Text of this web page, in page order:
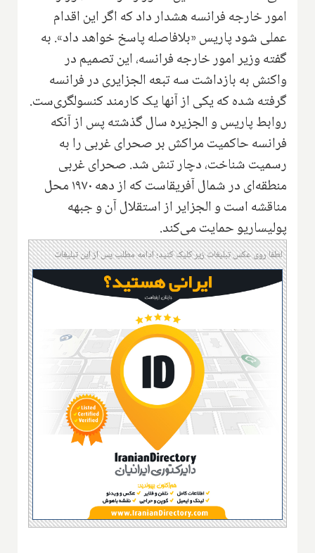
امور خارجه فرانسه هشدار داد که اگر این اقدام
عملی شود پاریس «بلافاصله پاسخ خواهد داد». به
گفته وزیر امور خارجه فرانسه، این تصمیم در
واکنش به بازداشت سه تبعه الجزایری در فرانسه
گرفته شده که یکی از آنها یک کارمند کنسولگری‌ست.
روابط پاریس و الجزیره سال گذشته پس از آنکه
فرانسه حاکمیت مراکش بر صحرای غربی را به
رسمیت شناخت، دچار تنش شد. صحرای غربی
منطقه‌ای در شمال آفریقاست که از دهه ۱۹۷۰ محل
مناقشه است و الجزایر از استقلال آن و جبهه
پولیساریو حمایت می‌کند.
لطفا روی عکس تبلیغات زیر کلیک کنید؛ ادامه مطلب پس از این تبلیغات